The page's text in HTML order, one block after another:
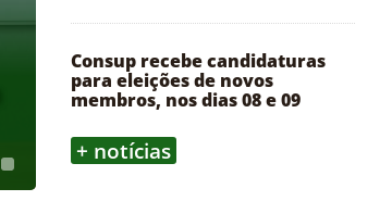
IF Baiano abre
Geoprocessamento
Consup recebe candidaturas
para eleições de novos
membros, nos dias 08 e 09
+ notícias